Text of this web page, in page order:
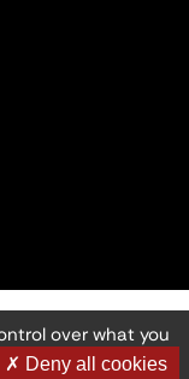
over what you
✗ Deny all cookies